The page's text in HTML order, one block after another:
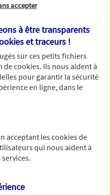
dans les
par téléphone.
vous concernant. Pour
accepter
à être transparents
et traceurs !
sur ces petits fichiers
decookies. Ils nous aident à
pour garantir la sécurité
en ligne, dans le
acceptant lescookiesde
qui nous aident à